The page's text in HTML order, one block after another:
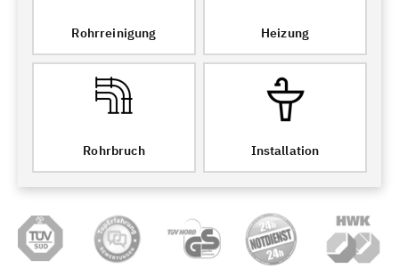
Rohrreinigung Heizung
Rohrbruch Installation